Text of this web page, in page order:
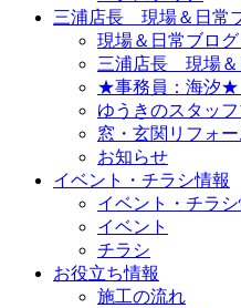
三浦店長 現場＆日常
現場＆日常ブロ
三浦店長 現場＆
★事務員：海汐
ゆうきのスタッ
窓・玄関リフォ
お知らせ
イベント・チラシ情報
イベント・チラ
イベント
チラシ
お役立ち情報
施工の流れ